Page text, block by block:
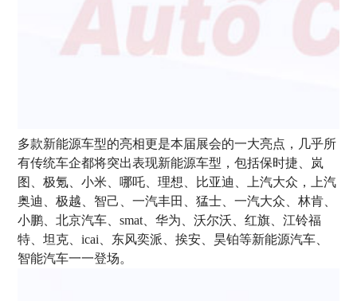
多款新能源车型的亮相更是本届展会的一大亮点，几乎所
有传统车企都将突出表现新能源车型，包括保时捷、岚
图、极氪、小米、哪吒、理想、比亚迪、上汽大众，上汽
奥迪、极越、智己、一汽丰田、猛士、一汽大众、林肯、
小鹏、北京汽车、smat、华为、沃尔沃、红旗、江铃福
特、坦克、icai、东风奕派、挨安、昊铂等新能源汽车、
智能汽车一一登场。